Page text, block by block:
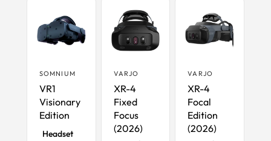
SOMNIUM
VR1
Visionary
Edition
High-End-
Headset
VARJO
XR-4
Fixed
Focus
(2026)
High-End
Mixed-
VARJO
XR-4
Focal
Edition
(2026)
High-End
Mixed-